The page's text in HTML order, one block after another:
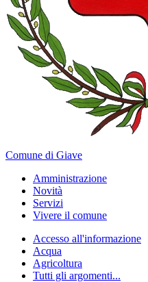
Comune di Giave
Amministrazione
Novità
Servizi
Vivere il comune
Accesso all'informazione
Acqua
Agricoltura
Tutti gli argomenti...